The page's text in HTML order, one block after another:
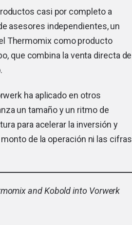
casi por completo a
asesores independientes, un
Thermomix como producto
que combina la venta directa de
ha aplicado en otros
un tamaño y un ritmo de
para acelerar la inversión y
de la operación ni las cifras
and Kobold into Vorwerk